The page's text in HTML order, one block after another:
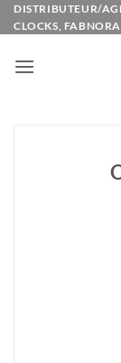
Ga
naar
DISTRIBUTEUR/
CLOCKS,